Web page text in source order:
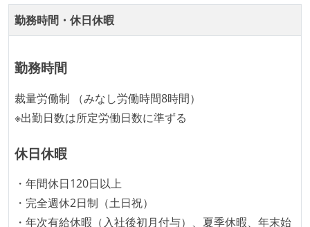
取締役（社内）または執行役員として、エンジニアリ
ング部門の人間が経営に参加している
アである
開発メンバーの裁量
OS やエディタ、IDE といった個人の環境は、各自の責
任で好きなものを使うことができる
参加している
タスクの見積もりは、実装を担当するメンバーが中心
勤務時間・休日休暇
勤務時間
裁量労働制 （みなし労働時間8時間）
※出勤日数は所定労働日数に準ずる
休日休暇
・年間休日120日以上
・完全週休2日制（土日祝）
・年次有給休暇（入社後初月付与）、夏季休暇、年末始